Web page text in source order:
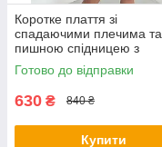
Коротке плаття зі
спадаючими плечима та
пишною спідницею з
воланом (р. 42-46)
66py5272Qr
Готово до відправки
630 ₴ 840 ₴
Купити